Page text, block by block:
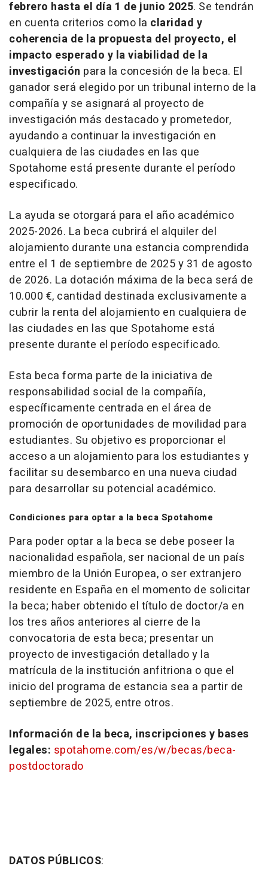
febrero hasta el día 1 de junio 2025. Se tendrán
en cuenta criterios como la claridad y
coherencia de la propuesta del proyecto, el
impacto esperado y la viabilidad de la
investigación para la concesión de la beca. El
ganador será elegido por un tribunal interno de la
compañía y se asignará al proyecto de
investigación más destacado y prometedor,
ayudando a continuar la investigación en
cualquiera de las ciudades en las que
Spotahome está presente durante el período
especificado.
La ayuda se otorgará para el año académico
2025-2026. La beca cubrirá el alquiler del
alojamiento durante una estancia comprendida
entre el 1 de septiembre de 2025 y 31 de agosto
de 2026. La dotación máxima de la beca será de
10.000 €, cantidad destinada exclusivamente a
cubrir la renta del alojamiento en cualquiera de
las ciudades en las que Spotahome está
presente durante el período especificado.
Esta beca forma parte de la iniciativa de
responsabilidad social de la compañía,
específicamente centrada en el área de
promoción de oportunidades de movilidad para
estudiantes. Su objetivo es proporcionar el
acceso a un alojamiento para los estudiantes y
facilitar su desembarco en una nueva ciudad
para desarrollar su potencial académico.
Condiciones para optar a la beca Spotahome
Para poder optar a la beca se debe poseer la
nacionalidad española, ser nacional de un país
miembro de la Unión Europea, o ser extranjero
residente en España en el momento de solicitar
la beca; haber obtenido el título de doctor/a en
los tres años anteriores al cierre de la
convocatoria de esta beca; presentar un
proyecto de investigación detallado y la
matrícula de la institución anfitriona o que el
inicio del programa de estancia sea a partir de
septiembre de 2025, entre otros.
Información de la beca, inscripciones y bases
legales: spotahome.com/es/w/becas/beca-
postdoctorado
DATOS PÚBLICOS: